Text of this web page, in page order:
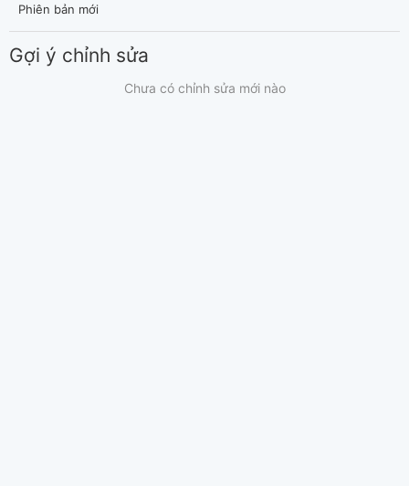
Phiên bản mới
Gợi ý chỉnh sửa
Chưa có chỉnh sửa mới nào